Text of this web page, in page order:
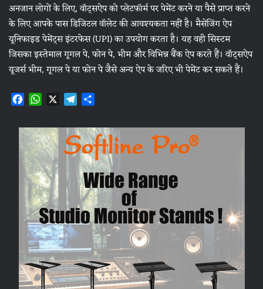
अनजान लोगों के लिए, वॉट्सऐप को प्लेटफॉर्म पर पेमेंट करने या पैसे प्राप्त करने
के लिए आपके पास डिजिटल वॉलेट की आवश्यकता नहीं है। मैसेजिंग ऐप
यूनिफाइड पेमेंट्स इंटरफेस (UPI) का उपयोग करता है। यह वही सिस्टम
जिसका इस्तेमाल गूगल पे, फोन पे, भीम और विभिन्न बैंक ऐप करते हैं। वॉट्सऐप
यूजर्स भीम, गूगल पे या फोन पे जैसे अन्य ऐप के जरिए भी पेमेंट कर सकते हैं।
F
c
e
b
o
o
k
W
a
t
s
A
p
p
X T
l
e
g
r
a
m
a
r
e